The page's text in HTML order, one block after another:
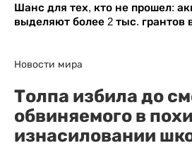
Шанс для тех, кто не прошел:
выделяют более 2 тыс. грантов
Новости мира
Толпа избила до
обвиняемого в
изнасиловании